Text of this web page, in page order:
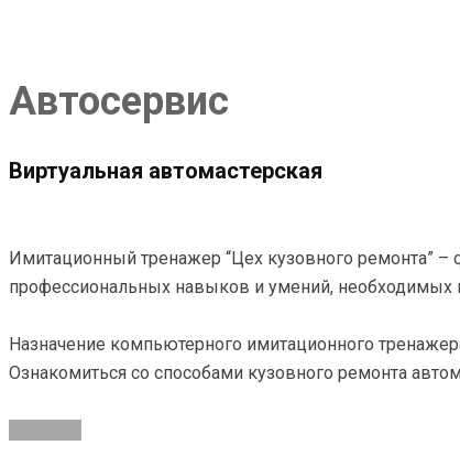
Автосервис
Виртуальная автомастерская
Имитационный тренажер “Цех кузовного ремонта”
профессиональных навыков и умений,
Назначение компьютерного имитационного
Ознакомиться со способами кузовного ремонта